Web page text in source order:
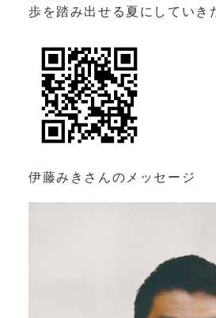
歩を踏み出せる夏にしていき
伊藤みきさんのメッセージ